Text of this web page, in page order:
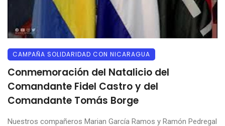
CAMPAÑA SOLIDARIDAD CON NICARAGUA
Conmemoración del Natalicio del
Comandante Fidel Castro y del
Comandante Tomás Borge
Nuestros compañeros Marian García Ramos y Ramón Pedregal